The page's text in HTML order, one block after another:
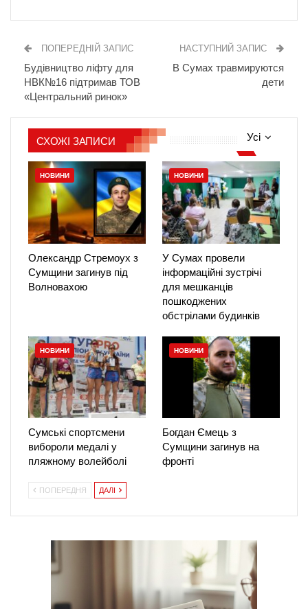
ПОПЕРЕДНІЙ ЗАПИС
Будівництво ліфту для
НВК№16 підтримав ТОВ
«Центральний ринок»
НАСТУПНИЙ ЗАПИС
В Сумах травмируются
дети
Усі
СХОЖІ ЗАПИСИ
НОВИНИ
Олександр Стремоух з
Сумщини загинув під
Волновахою
НОВИНИ
У Сумах провели
інформаційні зустрічі
для мешканців
пошкоджених
обстрілами будинків
НОВИНИ
Сумські спортсмени
вибороли медалі у
пляжному волейболі
НОВИНИ
Богдан Ємець з
Сумщини загинув на
фронті
ПОПЕРЕДНЯ ДАЛІ